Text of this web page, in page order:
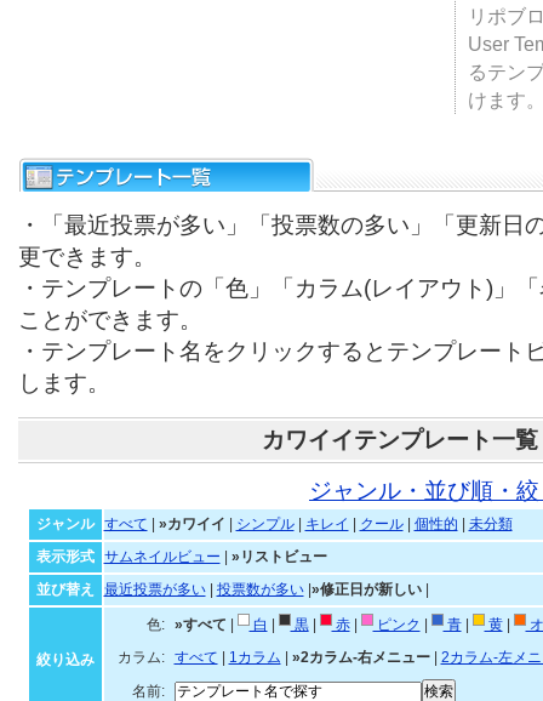
リポブ
User
るテン
けます
・「最近投票が多い」「投票数の多い」「更新日
更できます。
・テンプレートの「色」「カラム(レイアウト)」
ことができます。
・テンプレート名をクリックするとテンプレート
します。
カワイイテンプレート一覧
ジャンル・並び順・
ジャンル すべて »カワイイ シンプル| キレイ クール| 個性的
未分類
表示形式
サムネイルビュー
»リストビュー
並び替え
最近投票が多い| 投票数が多い| »修正日が新しい|
絞り込み
色: »すべて 白 黒| 赤| ピンク 青| 黄|
カラム:
すべて 1カラム »2カラム-右メニュー| 2カラム-左メ
名前: